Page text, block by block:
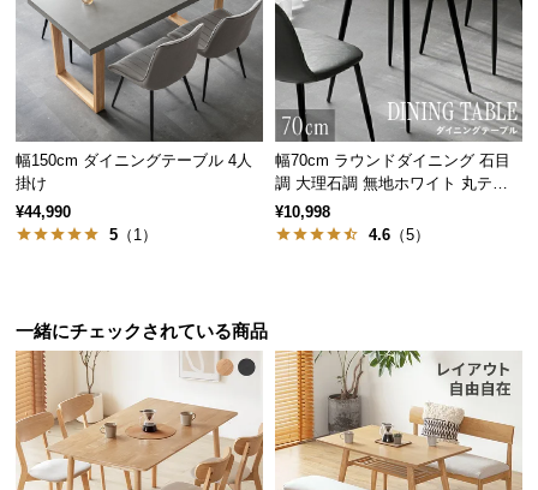
ロ
グ
報
幅150cm ダイニングテーブル 4人
掛け
¥44,990
5 （1）
幅70cm ラウンドダイニング 石目
調 大理石調 無地ホワイト 丸テー
ブル 2人掛け
¥10,998
4.6 （5）
一緒にチェックされている商品